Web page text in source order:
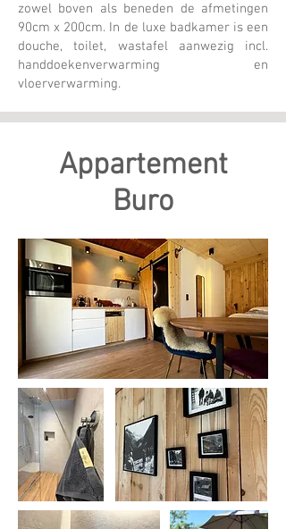
zowel boven als beneden de afmetingen
90cm x 200cm. In de luxe badkamer is een
douche, toilet, wastafel aanwezig incl.
handdoekenverwarming en
vloerverwarming.
Appartement
Buro